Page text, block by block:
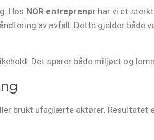
Hos NOR entreprenør har vi et
av avfall. Dette gjelder både
Det sparer både miljøet og
brukt ufaglærte aktører. Resultatet